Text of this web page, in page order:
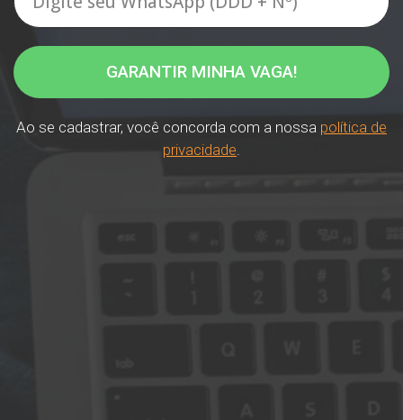
GARANTIR MINHA VAGA!
Ao se cadastrar, você concorda com a nossa política de
privacidade.